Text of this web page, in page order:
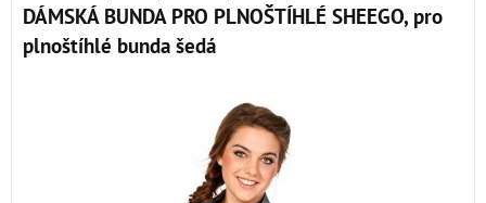
DÁMSKÁ BUNDA PRO PLNOŠTÍHLÉ SHEEGO, pro
plnoštíhlé bunda šedá